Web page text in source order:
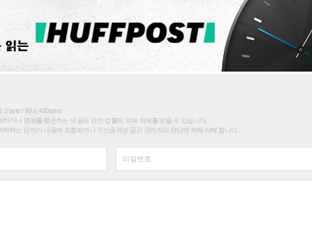
0 byte / 최대 400byte)
하거나 명예를 훼손하는 댓글은 관련 법률에 의해 제재를 받을 수 있습니다.
하하는 단어가 내용에 포함되거나 인신공격성 글은 관리자의 판단에 의해 삭제 합니다.